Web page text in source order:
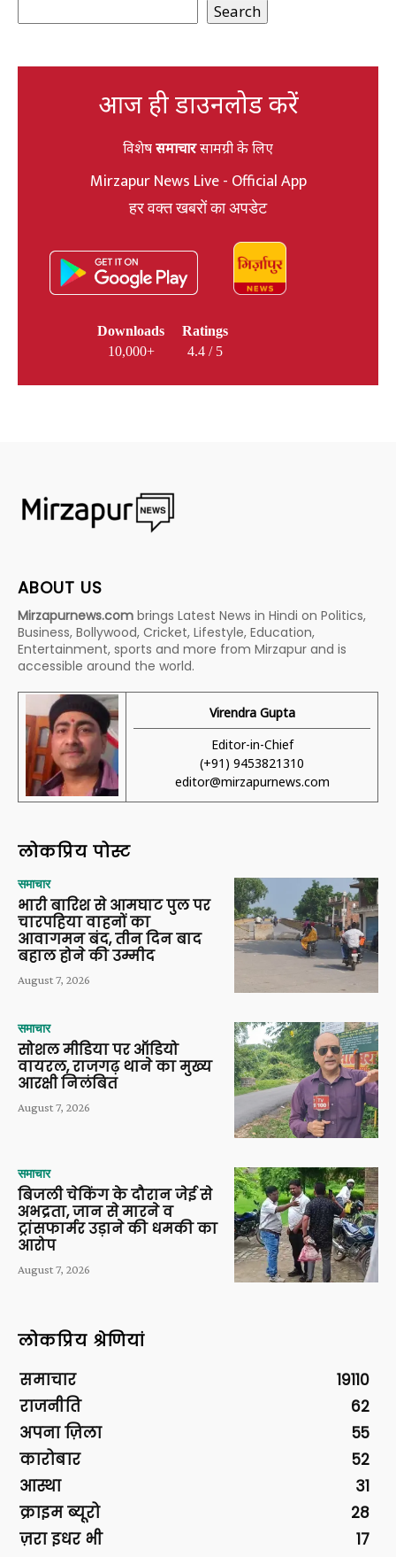
Search
आज ही डाउनलोड करें
विशेषसमाचारसामग्री के लिए
Mirzapur News Live - Official App
हर वक्त खबरों का अपडेट
Downloads
10,000+
Ratings
4.4 / 5
ABOUT US
Mirzapurnews.com brings Latest News in Hindi on Politics,
Business, Bollywood, Cricket, Lifestyle, Education,
Entertainment, sports and more from Mirzapur and is
accessible around the world.
Virendra Gupta
Editor-in-Chief
(+91) 9453821310
editor@mirzapurnews.com
लोकप्रिय पोस्ट
समाचार
भारी बारिश से आमघाट पुल पर
चारपहिया वाहनों का
आवागमन बंद, तीन दिन बाद
बहाल होने की उम्मीद
August 7, 2026
समाचार
सोशल मीडिया पर ऑडियो
वायरल, राजगढ़ थाने का मुख्य
आरक्षी निलंबित
August 7, 2026
समाचार
बिजली चेकिंग के दौरान जेई से
अभद्रता, जान से मारने व
ट्रांसफार्मर उड़ाने की धमकी का
आरोप
August 7, 2026
लोकप्रिय श्रेणियां
समाचार
19110
राजनीति
62
अपना ज़िला
55
कारोबार
52
आस्था
31
क्राइम ब्यूरो
28
ज़रा इधर भी
17